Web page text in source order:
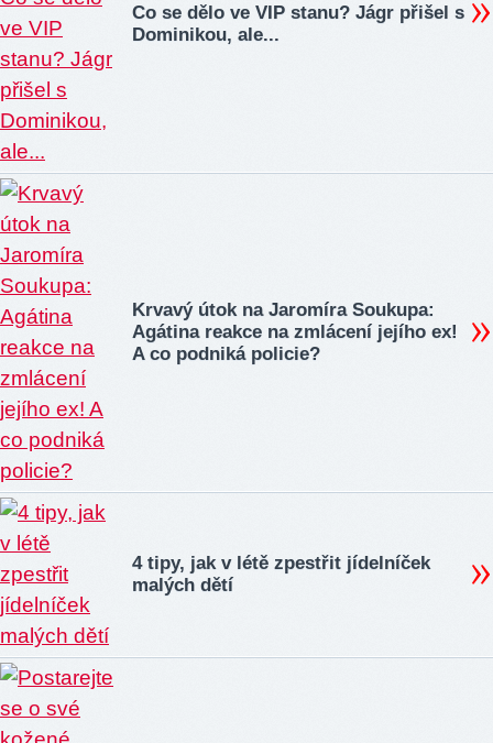
Co se dělo ve VIP stanu? Jágr přišel s
Dominikou, ale...
Krvavý útok na Jaromíra Soukupa:
Agátina reakce na zmlácení jejího ex!
A co podniká policie?
4 tipy, jak v létě zpestřit jídelníček
malých dětí